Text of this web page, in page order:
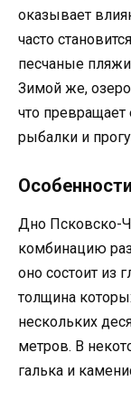
оказывает
часто
песчаные
Зимой же,
что
рыбалки и
Дно Псковско-
комбинацию
оно состоит из
толщина
нескольких
метров. В
галька и